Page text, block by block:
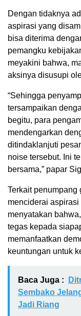
Dengan tidaknya
aspirasi yang
bisa diterima
pemangku
meyakini bahwa,
aksinya disusupi
“Sehingga
tersampaikan
begitu, para
mendengarkan
ditindaklanjuti
noise tersebut. Ini
bersama,” papar
Terkait penumpang
menciderai
menyatakan
tegas kepada
memanfaatkan
keuntungan untuk
Baca Juga :
Sembako
Jadi Riang